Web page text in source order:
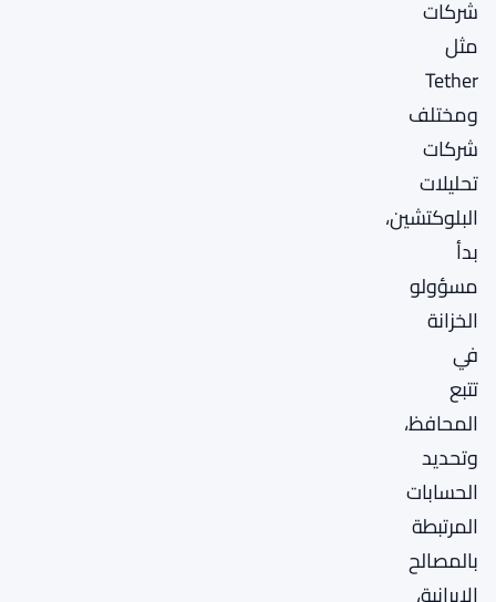
شركات
مثل
Tether
ومختلف
شركات
تحليلات
البلوكتشين،
بدأ
مسؤولو
الخزانة
في
تتبع
المحافظ،
وتحديد
الحسابات
المرتبطة
بالمصالح
الإيرانية،